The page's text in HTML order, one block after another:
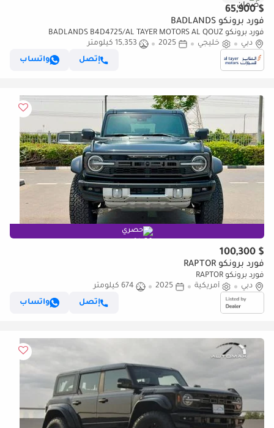
$ 65,900
فورد برونكو BADLANDS
فورد برونكو BADLANDS B4D4725/AL TAYER MOTORS AL QOUZ
SHOWROOM
دبي خليجي 2025
15,353 كيلومتر
إتصل
واتساب
حصري
$ 100,300
فورد برونكو RAPTOR
فورد برونكو RAPTOR
دبي
أمريكية 2025
674 كيلومتر
إتصل
واتساب